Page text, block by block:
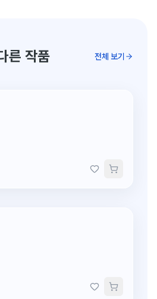
른 작품 전체 보기